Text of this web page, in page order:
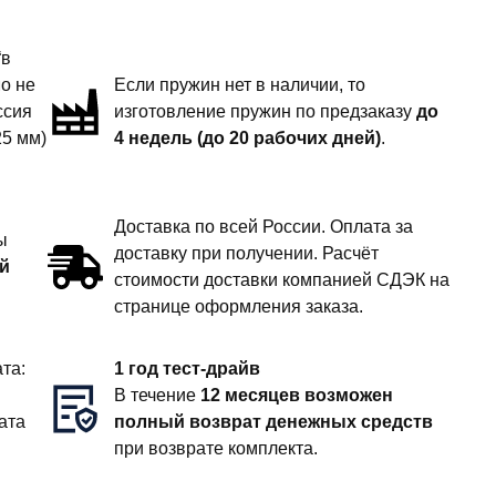
не
мм)
Если пружин нет в наличии, то
изготовление пружин по предзаказудо
4 недель (до 20 рабочих дней).
Доставка по всей России. Оплата за
доставку при получении. Расчёт
стоимости доставки компанией СДЭК на
странице оформления заказа.
1 год тест-драйв
В течение 12 месяцев возможен
полный возврат денежных средств
при возврате комплекта.